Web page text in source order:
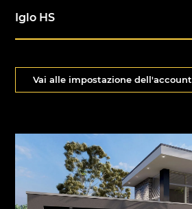
Iglo HS
Vai alle impostazione dell'account